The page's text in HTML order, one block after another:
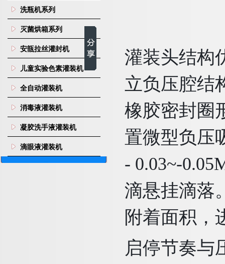
洗瓶机系列
灭菌烘箱系列
安瓿拉丝灌封机
儿童实验色素灌装机
全自动灌装机
消毒液灌装机
凝胶洗手液灌装机
滴眼液灌装机
灌装头结构
立负压腔结
橡胶密封圈
置微型负压
- 0.03~-
滴悬挂滴落
附着面积，
启停节奏与